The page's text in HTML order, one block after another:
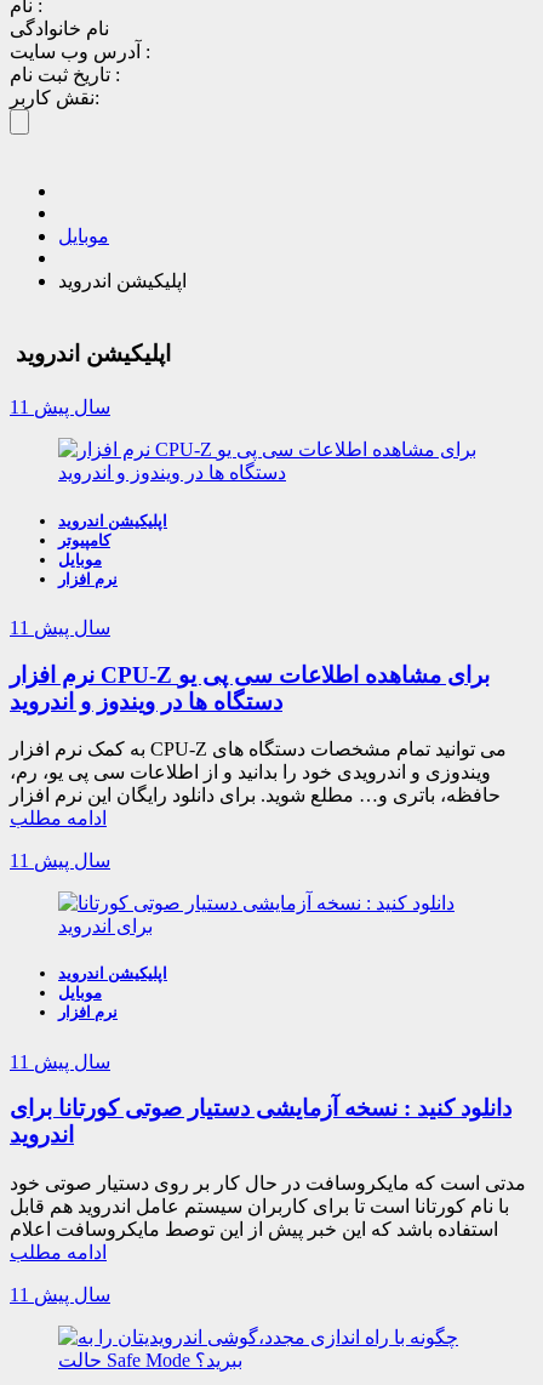
نام :
نام خانوادگی
آدرس وب سایت :
تاریخ ثبت نام :
نقش کاربر:
موبایل
اپلیکیشن اندروید
اپلیکیشن اندروید
11 سال پیش
اپلیکیشن اندروید
کامپیوتر
موبایل
نرم افزار
11 سال پیش
نرم افزار CPU-Z برای مشاهده اطلاعات سی پی یو
دستگاه ها در ویندوز و اندروید
به کمک نرم افزار CPU-Z می توانید تمام مشخصات دستگاه های
ویندوزی و اندرویدی خود را بدانید و از اطلاعات سی پی یو، رم،
حافظه، باتری و… مطلع شوید. برای دانلود رایگان این نرم افزار
ادامه مطلب
11 سال پیش
اپلیکیشن اندروید
موبایل
نرم افزار
11 سال پیش
دانلود کنید : نسخه آزمایشی دستیار صوتی کورتانا برای
اندروید
مدتی است که مایکروسافت در حال کار بر روی دستیار صوتی خود
با نام کورتانا است تا برای کاربران سیستم عامل اندروید هم قابل
استفاده باشد که این خبر پیش از این توصط مایکروسافت اعلام
ادامه مطلب
11 سال پیش